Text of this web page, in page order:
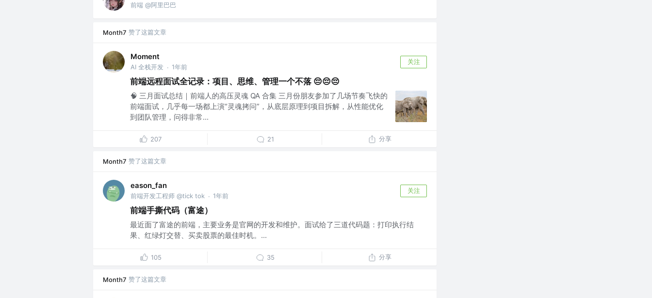
前端 @阿里巴巴
Month7 赞了这篇文章
Moment
AI 全栈开发 · 1年前
关注
前端远程面试全记录：项目、思维、管理一个不落 😔😔😔
🧠 三月面试总结｜前端人的高压灵魂 QA 合集 三月份朋友参加了几场节奏飞快的
前端面试，几乎每一场都上演“灵魂拷问”，从底层原理到项目拆解，从性能优化
到团队管理，问得非常...
207 21 分享
Month7 赞了这篇文章
eason_fan
前端开发工程师 @tick tok · 1年前
关注
前端手撕代码（富途）
最近面了富途的前端，主要业务是官网的开发和维护。面试给了三道代码题：打印执行结
果、红绿灯交替、买卖股票的最佳时机。...
105 35 分享
Month7 赞了这篇文章